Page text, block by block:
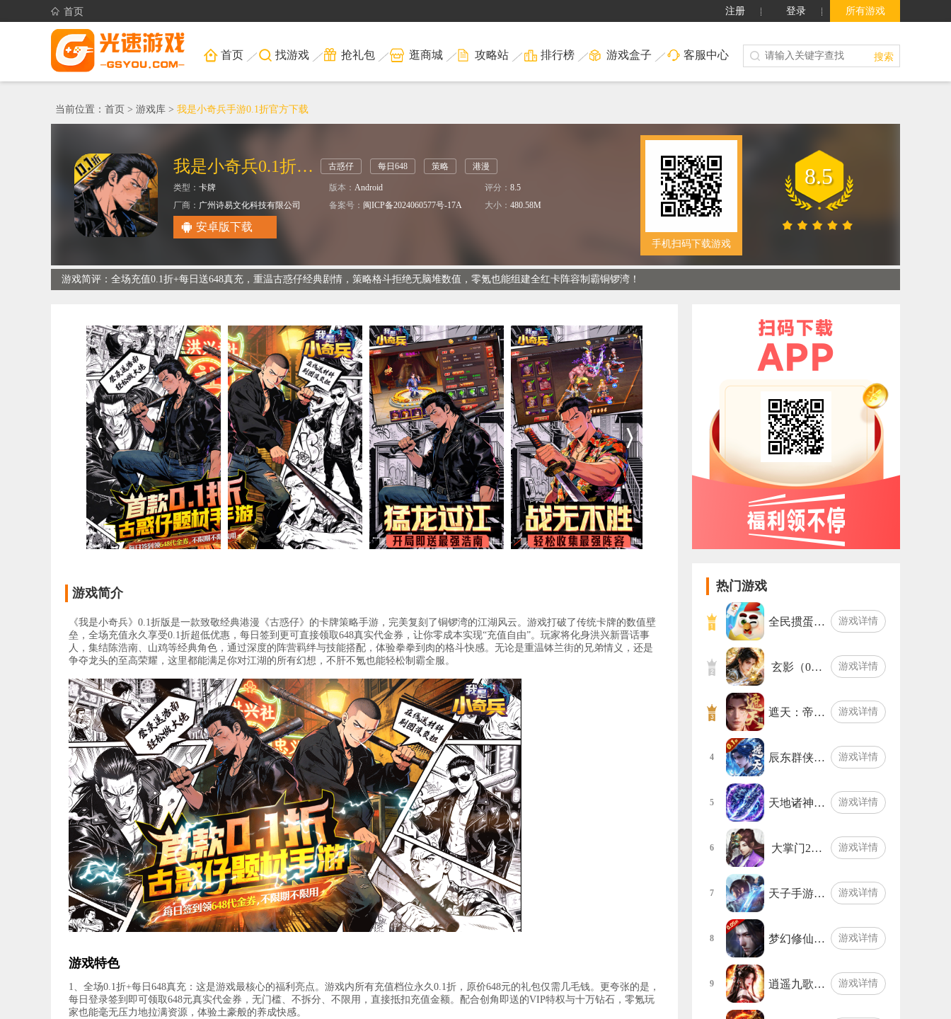
首页 注册 登录 所有游戏
首页 找游戏 抢礼包 逛商城 攻略站 排行榜 游戏盒子 客服中心 搜索
当前位置： 首页 > 游戏库 > 我是小奇兵手游0.1折官方下载
我是小奇兵0.1折扣版(每日送648) 古惑仔 每日648 策略 港漫
类型： 卡牌 版本： Android 评分： 8.5
厂商： 广州诗易文化科技有限公司 备案号： 闽ICP备2024060577号-17A 大小： 480.58M
安卓版下载
手机扫码下载游戏
8.5
游戏简评：全场充值0.1折+每日送648真充，重温古惑仔经典剧情，策略格斗拒绝无脑堆数值，零氪也能组建全红卡阵容制霸铜锣湾！
游戏简介
《我是小奇兵》0.1折版是一款致敬经典港漫《古惑仔》的卡牌策略手游，完美复刻了铜锣湾的江湖风云。游戏打破了传统卡牌的数值壁
垒，全场充值永久享受0.1折超低优惠，每日签到更可直接领取648真实代金券，让你零成本实现“充值自由”。玩家将化身洪兴新晋话事
人，集结陈浩南、山鸡等经典角色，通过深度的阵营羁绊与技能搭配，体验拳拳到肉的格斗快感。无论是重温钵兰街的兄弟情义，还是
争夺龙头的至高荣耀，这里都能满足你对江湖的所有幻想，不肝不氪也能轻松制霸全服。
游戏特色
1、全场0.1折+每日648真充：这是游戏最核心的福利亮点。游戏内所有充值档位永久0.1折，原价648元的礼包仅需几毛钱。更夸张的是，
每日登录签到即可领取648元真实代金券，无门槛、不拆分、不限用，直接抵扣充值金额。配合创角即送的VIP特权与十万钻石，零氪玩
家也能毫无压力地拉满资源，体验土豪般的养成快感。
热门游戏
全民掼蛋… 游戏详情
玄影（0… 游戏详情
遮天：帝… 游戏详情
4 辰东群侠… 游戏详情
5 天地诸神… 游戏详情
6 大掌门2… 游戏详情
7 天子手游… 游戏详情
8 梦幻修仙… 游戏详情
9 逍遥九歌… 游戏详情